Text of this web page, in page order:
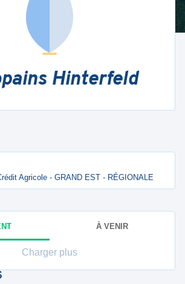
Hinterfeld
Agricole - GRAND EST - RÉGIONALE
À VENIR
Charger plus